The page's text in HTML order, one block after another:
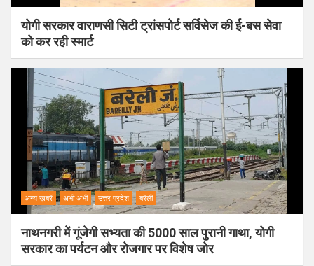
योगी सरकार वाराणसी सिटी ट्रांसपोर्ट सर्विसेज की ई-बस सेवा
को कर रही स्मार्ट
अन्य ख़बरें अभी अभी उत्तर प्रदेश बरेली
नाथनगरी में गूंजेगी सभ्यता की 5000 साल पुरानी गाथा, योगी
सरकार का पर्यटन और रोजगार पर विशेष जोर